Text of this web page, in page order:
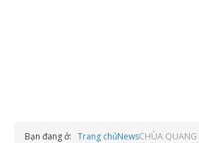
Bạn đang ở: Trang chủNewsCHÙA